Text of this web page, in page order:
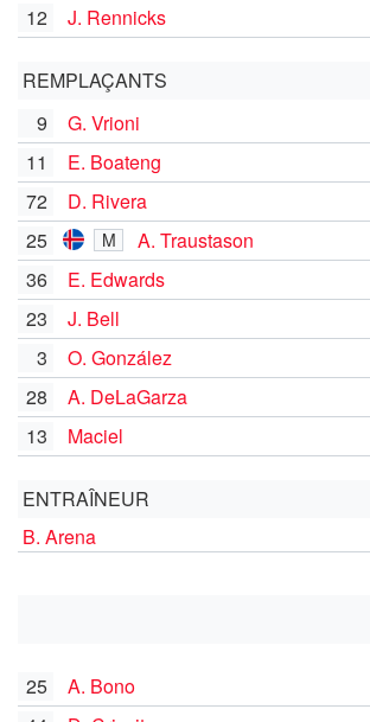
12
J. Rennicks
REMPLAÇANTS
9
G. Vrioni
11 E. Boateng
72 D. Rivera
25 M A. Traustason
36
E. Edwards
23
J. Bell
3
O. González
28
A. DeLaGarza
13
Maciel
ENTRAÎNEUR
B. Arena
25
A. Bono